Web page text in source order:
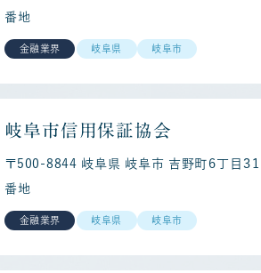
番地
金融業界 岐阜県 岐阜市
岐阜市信用保証協会
〒500-8844 岐阜県 岐阜市 吉野町６丁目３１
番地
金融業界 岐阜県 岐阜市